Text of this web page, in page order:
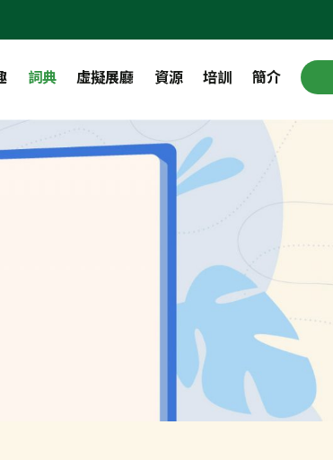
詞典 虛擬展廳 資源 培訓 簡介